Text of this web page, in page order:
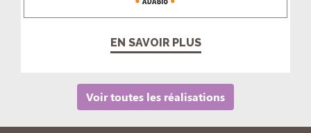
EN SAVOIR PLUS
Voir toutes les réalisations